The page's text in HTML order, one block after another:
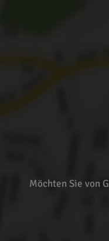
Möchten Sie von